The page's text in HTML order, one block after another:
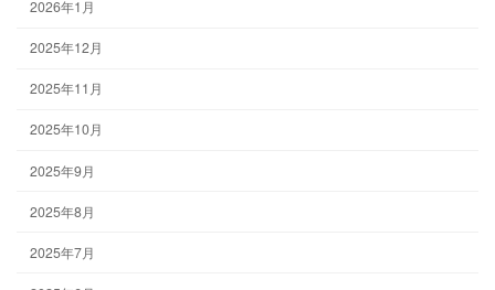
2026年1月
2025年12月
2025年11月
2025年10月
2025年9月
2025年8月
2025年7月